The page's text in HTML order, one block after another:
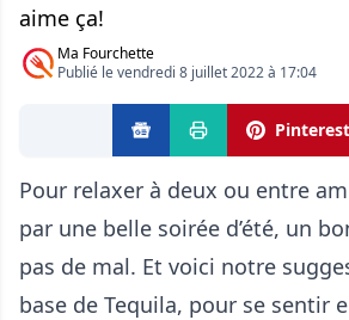
aime ça!
Ma Fourchette
Publié le vendredi 8 juillet 2022 à 17:04
Pinterest
Pour relaxer à deux ou entre
par une belle soirée d’été, un
pas de mal. Et voici notre
base de Tequila, pour se sentir